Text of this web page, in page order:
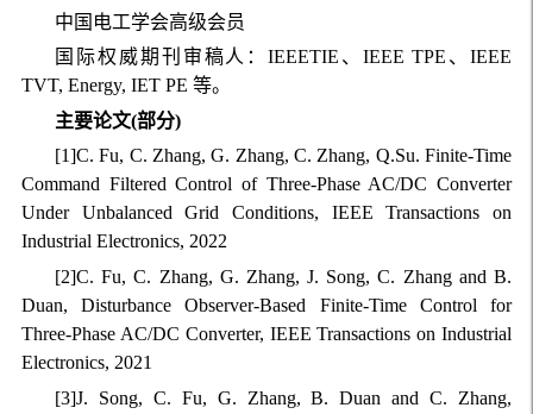
中国电工学会高级会员
国际权威期刊审稿人：IEEETIE、IEEE TPE、IEEE
TVT, Energy, IET PE 等。
主要论文(部分)
[1]C. Fu, C. Zhang, G. Zhang, C. Zhang, Q.Su. Finite-Time
Command Filtered Control of Three-Phase AC/DC Converter
Under Unbalanced Grid Conditions, IEEE Transactions on
Industrial Electronics, 2022
[2]C. Fu, C. Zhang, G. Zhang, J. Song, C. Zhang and B.
Duan, Disturbance Observer-Based Finite-Time Control for
Three-Phase AC/DC Converter, IEEE Transactions on Industrial
Electronics, 2021
[3]J. Song, C. Fu, G. Zhang, B. Duan and C. Zhang,